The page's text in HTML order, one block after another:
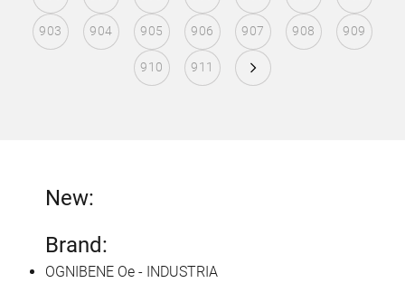
903 904 905 906 907 908 909
910 911
New:
Brand:
OGNIBENE Oe - INDUSTRIA